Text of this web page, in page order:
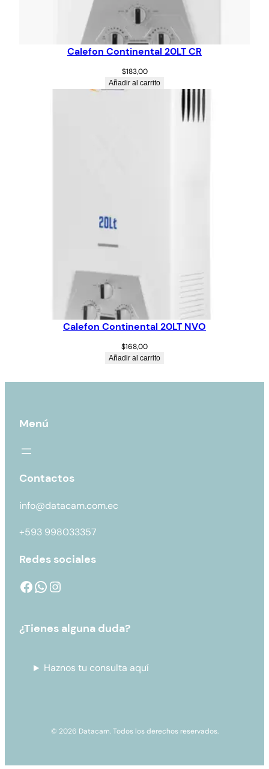
Calefon Continental 20LT CR
$183,00
Añadir al carrito
Calefon Continental 20LT NVO
$168,00
Añadir al carrito
Menú
Contactos
info@datacam.com.ec
+593 998033357
Redes sociales
¿Tienes alguna duda?
Haznos tu consulta aquí
© 2026 Datacam. Todos los derechos reservados.